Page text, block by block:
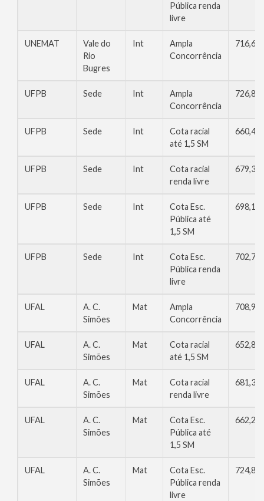
Pública renda
livre
UNEMAT
Vale do
Rio
Bugres
Int
Ampla
Concorrência
716,66
UFPB Sede Int
Ampla
Concorrência
726,84
UFPB Sede Int
Cota racial
até 1,5 SM
660,44
UFPB Sede Int
Cota racial
renda livre
679,34
UFPB Sede Int
Cota Esc.
Pública até
1,5 SM
698,16
UFPB Sede Int
Cota Esc.
Pública renda
livre
702,72
UFAL
A. C.
Simões
Mat
Ampla
Concorrência
708,94
UFAL
A. C.
Simões
Mat
Cota racial
até 1,5 SM
652,88
UFAL
A. C.
Simões
Mat
Cota racial
renda livre
681,30
UFAL
A. C.
Simões
Mat
Cota Esc.
Pública até
1,5 SM
662,24
UFAL
A. C.
Simões
Mat
Cota Esc.
Pública renda
livre
724,88